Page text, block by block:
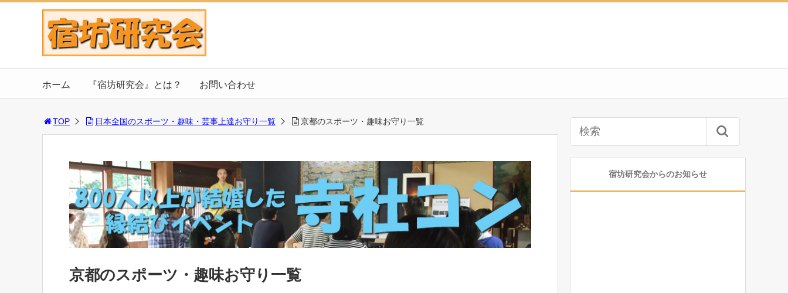
ホーム 『宿坊研究会』とは？ お問い合わせ
TOP 日本全国のスポーツ・趣味・芸事上達お守り一覧 京都のスポーツ・趣味お守り一覧
京都のスポーツ・趣味お守り一覧
宿坊研究会からのお知らせ